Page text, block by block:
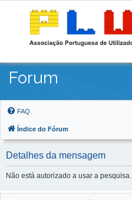
Forum
FAQ
Índice do Fórum
Detalhes da mensagem
Não está autorizado a usar a pesquisa.